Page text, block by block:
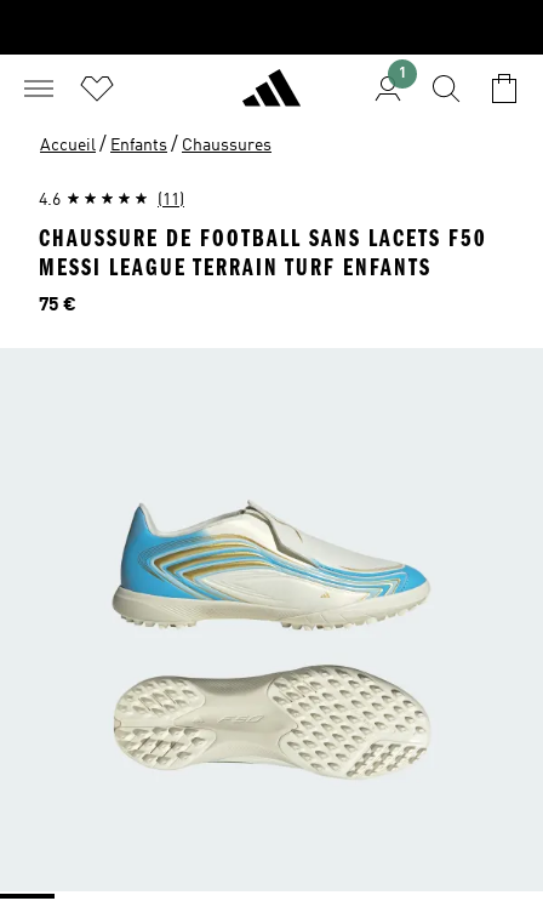
1
Accueil / Enfants / Chaussures
4.6 (11)
CHAUSSURE DE FOOTBALL SANS LACETS F50
MESSI LEAGUE TERRAIN TURF ENFANTS
Prix
75 €